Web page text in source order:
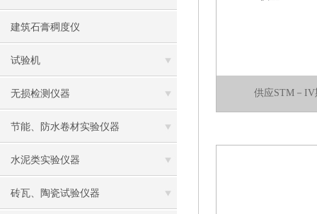
建筑石膏稠度仪
试验机
无损检测仪器
节能、防水卷材实验仪器
水泥类实验仪器
砖瓦、陶瓷试验仪器
供应STM－